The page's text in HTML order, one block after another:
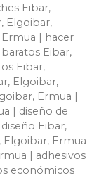
Eibar,
Elgoibar,
| hacer
Eibar,
Eibar,
Elgoibar,
Ermua |
| diseño de
Eibar,
Elgoibar, Ermua
| adhesivos
económicos